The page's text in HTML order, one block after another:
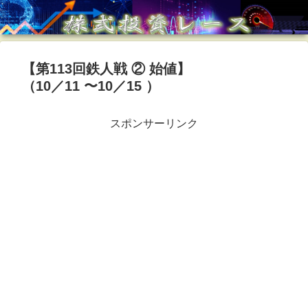
【第113回鉄人戦 ② 始値】
（10／11 〜10／15 ）
スポンサーリンク